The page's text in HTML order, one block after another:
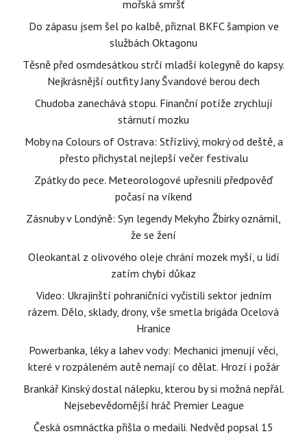
mořská smršť
Do zápasu jsem šel po kalbě, přiznal BKFC šampion ve
službách Oktagonu
Těsně před osmdesátkou strčí mladší kolegyně do kapsy.
Nejkrásnější outfity Jany Švandové berou dech
Chudoba zanechává stopu. Finanční potíže zrychlují
stárnutí mozku
Moby na Colours of Ostrava: Střízlivý, mokrý od deště, a
přesto přichystal nejlepší večer festivalu
Zpátky do pece. Meteorologové upřesnili předpověď
počasí na víkend
Zásnuby v Londýně: Syn legendy Mekyho Žbirky oznámil,
že se žení
Oleokantal z olivového oleje chrání mozek myší, u lidí
zatím chybí důkaz
Video: Ukrajinští pohraničníci vyčistili sektor jedním
rázem. Dělo, sklady, drony, vše smetla brigáda Ocelová
Hranice
Powerbanka, léky a lahev vody: Mechanici jmenují věci,
které v rozpáleném autě nemají co dělat. Hrozí i požár
Brankář Kinský dostal nálepku, kterou by si možná nepřál.
Nejsebevědomější hráč Premier League
Česká osmnáctka přišla o medaili. Nedvěd popsal 15